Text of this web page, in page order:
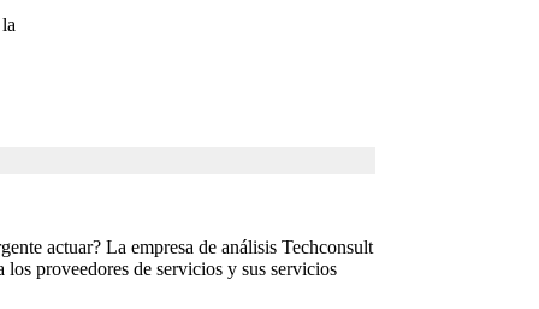
actuar? La empresa de análisis Techconsult
proveedores de servicios y sus servicios